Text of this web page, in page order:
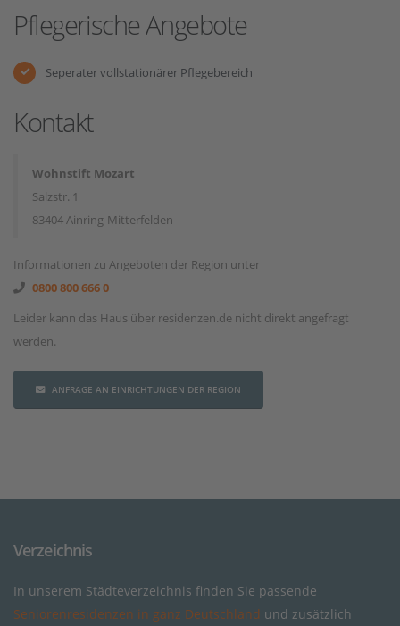
Pflegerische Angebote
Seperater vollstationärer Pflegebereich
Kontakt
Wohnstift Mozart
Salzstr. 1
83404 Ainring-Mitterfelden
Informationen zu Angeboten der Region unter
0800 800 666 0
Leider kann das Haus über residenzen.de nicht direkt angefragt
werden.
ANFRAGE AN EINRICHTUNGEN DER REGION
Verzeichnis
In unserem Städteverzeichnis finden Sie passende
Seniorenresidenzen in ganz Deutschland und zusätzlich